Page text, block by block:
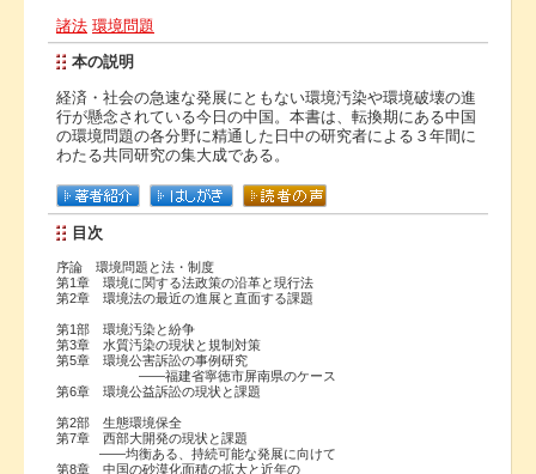
諸法 環境問題
本の説明
経済・社会の急速な発展にともない環境汚染や環境破壊の進
行が懸念されている今日の中国。本書は、転換期にある中国
の環境問題の各分野に精通した日中の研究者による３年間に
わたる共同研究の集大成である。
目次
序論 環境問題と法・制度
第1章 環境に関する法政策の沿革と現行法
第2章 環境法の最近の進展と直面する課題
第1部 環境汚染と紛争
第3章 水質汚染の現状と規制対策
第5章 環境公害訴訟の事例研究
――福建省寧徳市屏南県のケース
第6章 環境公益訴訟の現状と課題
第2部 生態環境保全
第7章 西部大開発の現状と課題
――均衡ある、持続可能な発展に向けて
第8章 中国の砂漠化面積の拡大と近年の